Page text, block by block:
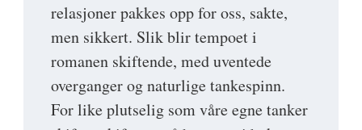
relasjoner pakkes opp for oss, sakte,
men sikkert. Slik blir tempoet i
romanen skiftende, med uventede
overganger og naturlige tankespinn.
For like plutselig som våre egne tanker